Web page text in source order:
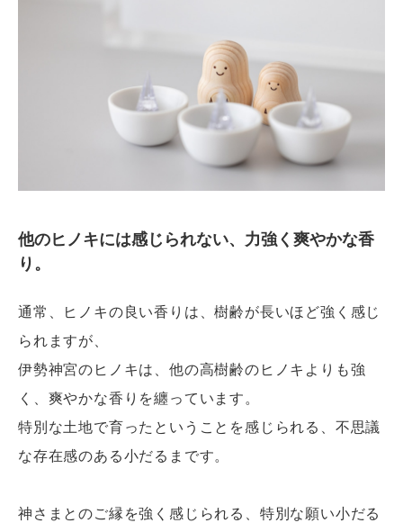
他のヒノキには感じられない、力強く爽やかな香
り。
通常、ヒノキの良い香りは、樹齢が長いほど強く感じ
られますが、
伊勢神宮のヒノキは、他の高樹齢のヒノキよりも強
く、爽やかな香りを纏っています。
特別な土地で育ったということを感じられる、不思議
な存在感のある小だるまです。
神さまとのご縁を強く感じられる、特別な願い小だる